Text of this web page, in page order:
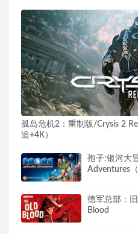
孤岛危机2：重制版/Crysis 2
追+4K）
孢子:银河大
Adventures
德军总部：
Blood